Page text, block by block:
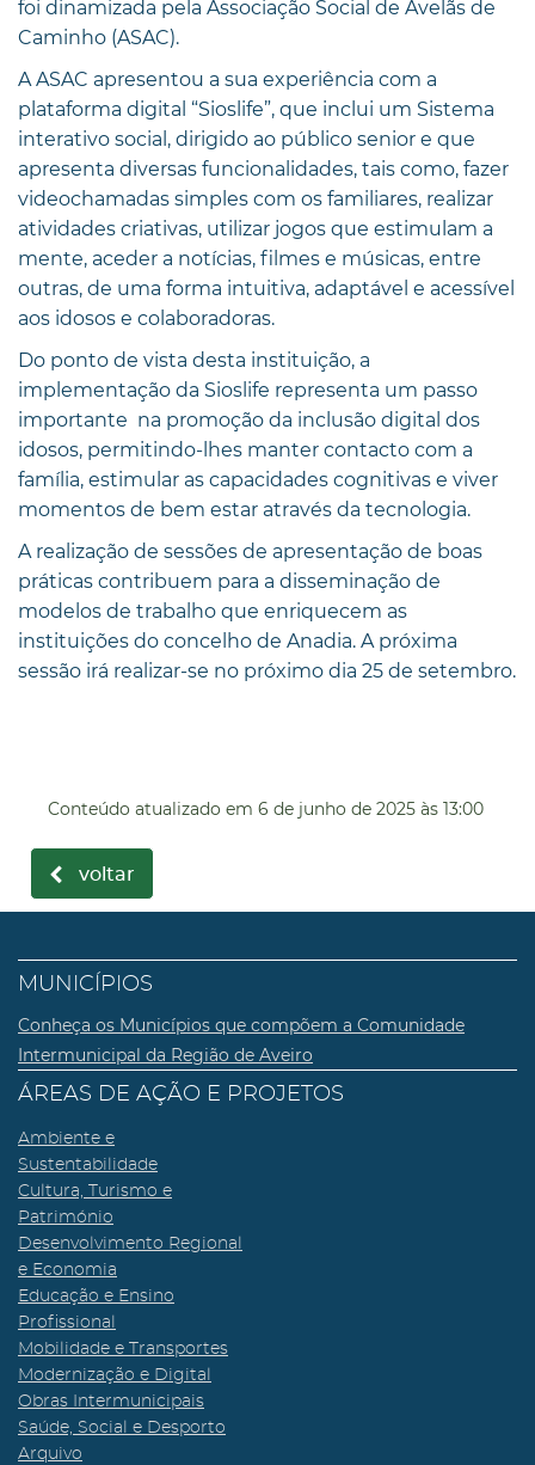
foi dinamizada pela Associação Social de Avelãs de
Caminho (ASAC).
A ASAC apresentou a sua experiência com a
plataforma digital “Sioslife”, que inclui um Sistema
interativo social, dirigido ao público senior e que
apresenta diversas funcionalidades, tais como, fazer
videochamadas simples com os familiares, realizar
atividades criativas, utilizar jogos que estimulam a
mente, aceder a notícias, filmes e músicas, entre
outras, de uma forma intuitiva, adaptável e acessível
aos idosos e colaboradoras.
Do ponto de vista desta instituição, a
implementação da Sioslife representa um passo
importante na promoção da inclusão digital dos
idosos, permitindo-lhes manter contacto com a
família, estimular as capacidades cognitivas e viver
momentos de bem estar através da tecnologia.
A realização de sessões de apresentação de boas
práticas contribuem para a disseminação de
modelos de trabalho que enriquecem as
instituições do concelho de Anadia. A próxima
sessão irá realizar-se no próximo dia 25 de setembro.
Conteúdo atualizado em 6 de junho de 2025 às 13:00
voltar
MUNICÍPIOS
Conheça os Municípios que compõem a Comunidade
Intermunicipal da Região de Aveiro
ÁREAS DE AÇÃO E PROJETOS
Ambiente e
Sustentabilidade
Cultura, Turismo e
Património
Desenvolvimento Regional
e Economia
Educação e Ensino
Profissional
Mobilidade e Transportes
Modernização e Digital
Obras Intermunicipais
Saúde, Social e Desporto
Arquivo